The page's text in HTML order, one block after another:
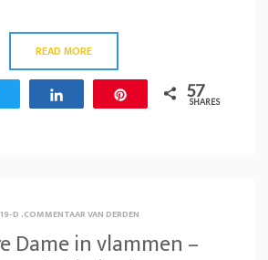
READ MORE
57
SHARES
D.COMMENTAAR VAN DERDEN
Dame in vlammen –